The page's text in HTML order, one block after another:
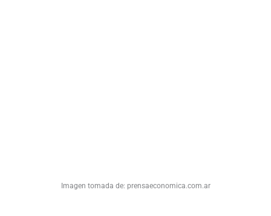
Imagen tomada de: prensaeconomica.com.ar